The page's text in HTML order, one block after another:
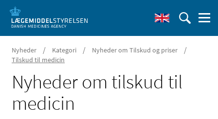
Nyheder / Kategori / Nyheder om Tilskud og priser /
Tilskud til medicin
Nyheder om tilskud til
medicin